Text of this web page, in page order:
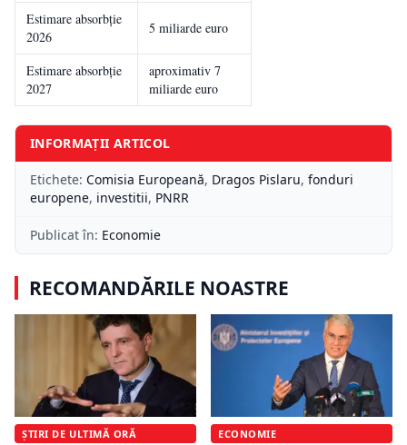
Estimare absorbție
2026
5 miliarde euro
Estimare absorbție
2027
aproximativ 7
miliarde euro
INFORMAȚII ARTICOL
Etichete: Comisia Europeană, Dragos Pislaru, fonduri
europene, investitii, PNRR
Publicat în: Economie
RECOMANDĂRILE NOASTRE
ȘTIRI DE ULTIMĂ ORĂ ECONOMIE